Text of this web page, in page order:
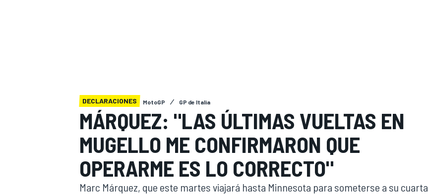
DECLARACIONES MotoGP GP de Italia
MÁRQUEZ: "LAS ÚLTIMAS VUELTAS EN
MUGELLO ME CONFIRMARON QUE
OPERARME ES LO CORRECTO"
Marc Márquez, que este martes viajará hasta Minnesota para someterse a su cuarta